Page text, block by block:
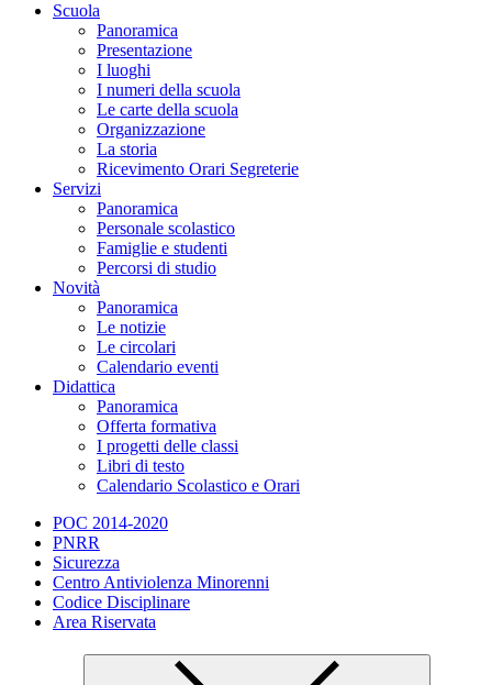
Scuola
Panoramica
Presentazione
I luoghi
I numeri della scuola
Le carte della scuola
Organizzazione
La storia
Ricevimento Orari Segreterie
Servizi
Panoramica
Personale scolastico
Famiglie e studenti
Percorsi di studio
Novità
Panoramica
Le notizie
Le circolari
Calendario eventi
Didattica
Panoramica
Offerta formativa
I progetti delle classi
Libri di testo
Calendario Scolastico e Orari
POC 2014-2020
PNRR
Sicurezza
Centro Antiviolenza Minorenni
Codice Disciplinare
Area Riservata